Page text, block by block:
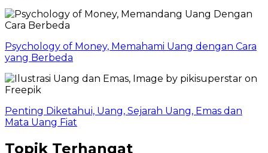
Psychology of Money, Memahami Uang dengan Cara
yang Berbeda
Penting Diketahui, Uang, Sejarah Uang, Emas dan
Mata Uang Fiat
Topik Terhangat